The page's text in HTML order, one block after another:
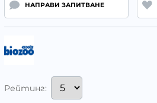
НАПРАВИ ЗАПИТВАНЕ
Рейтинг: